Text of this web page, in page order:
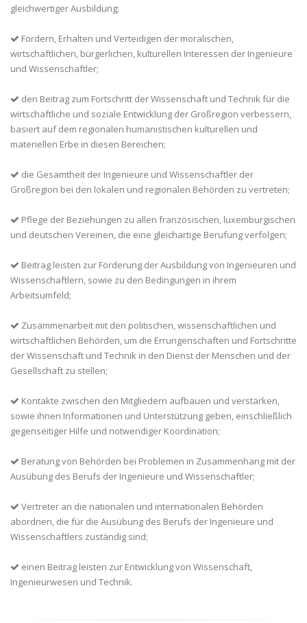
gleichwertiger Ausbildung;
Fördern, Erhalten und Verteidigen der moralischen,
wirtschaftlichen, bürgerlichen, kulturellen Interessen der Ingenieure
und Wissenschaftler;
den Beitrag zum Fortschritt der Wissenschaft und Technik für die
wirtschaftliche und soziale Entwicklung der Großregion verbessern,
basiert auf dem regionalen humanistischen kulturellen und
materiellen Erbe in diesen Bereichen;
die Gesamtheit der Ingenieure und Wissenschaftler der
Großregion bei den lokalen und regionalen Behörden zu vertreten;
Pflege der Beziehungen zu allen französischen, luxemburgischen
und deutschen Vereinen, die eine gleichartige Berufung verfolgen;
Beitrag leisten zur Förderung der Ausbildung von Ingenieuren und
Wissenschaftlern, sowie zu den Bedingungen in ihrem
Arbeitsumfeld;
Zusammenarbeit mit den politischen, wissenschaftlichen und
wirtschaftlichen Behörden, um die Errungenschaften und Fortschritte
der Wissenschaft und Technik in den Dienst der Menschen und der
Gesellschaft zu stellen;
Kontakte zwischen den Mitgliedern aufbauen und verstärken,
sowie ihnen Informationen und Unterstützung geben, einschließlich
gegenseitiger Hilfe und notwendiger Koordination;
Beratung von Behörden bei Problemen in Zusammenhang mit der
Ausübung des Berufs der Ingenieure und Wissenschaftler;
Vertreter an die nationalen und internationalen Behörden
abordnen, die für die Ausübung des Berufs der Ingenieure und
Wissenschaftlers zuständig sind;
einen Beitrag leisten zur Entwicklung von Wissenschaft,
Ingenieurwesen und Technik.